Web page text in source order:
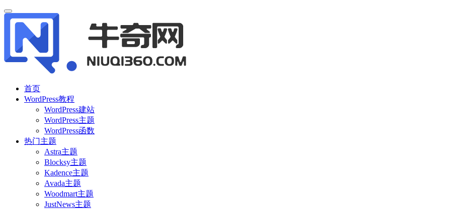
首页
WordPress教程
WordPress建站
WordPress主题
WordPress函数
热门主题
Astra主题
Blocksy主题
Kadence主题
Avada主题
Woodmart主题
JustNews主题